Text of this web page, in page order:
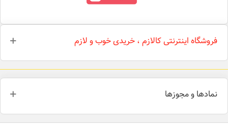
فروشگاه اینترنتی کالازم ، خریدی خوب و لازم
نمادها و مجوزها